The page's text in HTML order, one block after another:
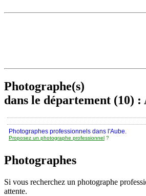
Photographe(s)
dans le département (10) :
Photographes professionnels dans l'Aube.
Proposez un photographe professionnel ?
Photographes
Si vous recherchez un photographe
attente.